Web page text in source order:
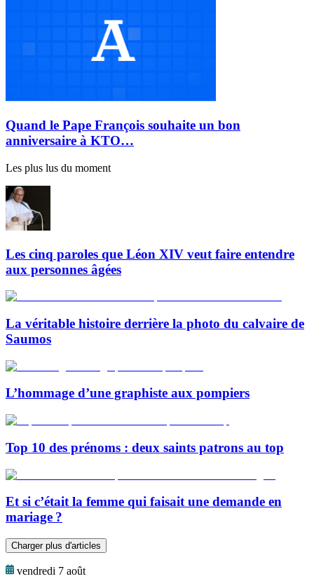
Quand le Pape François souhaite un bon
anniversaire à KTO…
Les plus lus du moment
Les cinq paroles que Léon XIV veut faire entendre
aux personnes âgées
La véritable histoire derrière la photo du calvaire de
Saumos
L’hommage d’une graphiste aux pompiers
Top 10 des prénoms : deux saints patrons au top
Et si c’était la femme qui faisait une demande en
mariage ?
Charger plus d'articles
vendredi 7 août